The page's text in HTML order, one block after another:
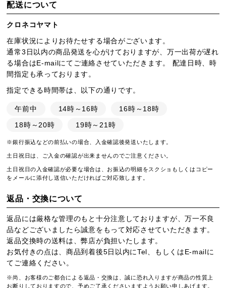
配送について
クロネコヤマト
在庫状況によりお待たせする場合がございます。
通常3日以内の商品発送を心がけておりますが、万一出荷が遅れ
る場合はE-mailにてご連絡させていただきます。 配達日時、時
間指定も承っております。
指定できる時間帯は、以下の通りです。
午前中 14時～16時
16時～18時
18時～20時
19時～21時
※銀行振込などの前払いの場合、入金確認後発送いたします。
土日祝日は、ご入金の確認が出来ませんのでご注意ください。
土日祝日の入金確認が必要な場合は、お振込の明細をスクショもしくはコピー
をメールに添付し送信いただければご対応致します。
返品・交換について
返品には厳格な管理のもと十分注意しておりますが、万一不良
品などございましたら誠意をもって対応させていただきます。
返品交換時の送料は、弊店が負担いたします。
お気付きの点は、商品到着後5日以内にTel、もしくはE-mailに
てご連絡ください。
※尚、お客様のご都合による返品・交換は、誠に恐れ入りますが商品の性質上
お断りしておりますので、予めご了承くださいますようお願い申しあげます。